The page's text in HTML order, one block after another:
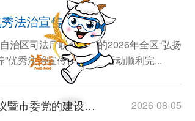
法治宣传作品
治区司法厅联合举办的2026年全区“弘扬
秀法治宣传作品征集活动顺利完...
贺伟华主持召开市委常委会（扩大）会议暨市委党的建设工作领导小组会议 2026-08-05